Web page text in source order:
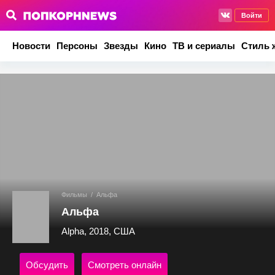
Войти
Новости Персоны Звезды Кино ТВ и сериалы Стиль
Фильмы / Альфа
Альфа
Alpha, 2018, США
Обсудить Смотреть онлайн